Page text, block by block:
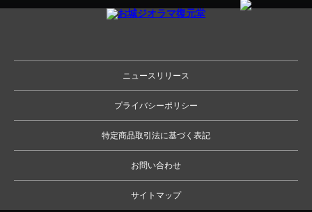
ニュースリリース
プライバシーポリシー
特定商品取引法に基づく表記
お問い合わせ
サイトマップ